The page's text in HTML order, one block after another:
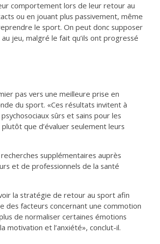
comportement lors de leur retour au
ou en jouant plus passivement, même
le sport. On peut donc supposer
jeu, malgré le fait qu’ils ont progressé
pas vers une meilleure prise en
du sport. «Ces résultats invitent à
sûrs et sains pour les
que d’évaluer seulement leurs
supplémentaires auprès
et de professionnels de la santé
la stratégie de retour au sport afin
des facteurs concernant une commotion
de normaliser certaines émotions
motivation et l’anxiété», conclut-il.